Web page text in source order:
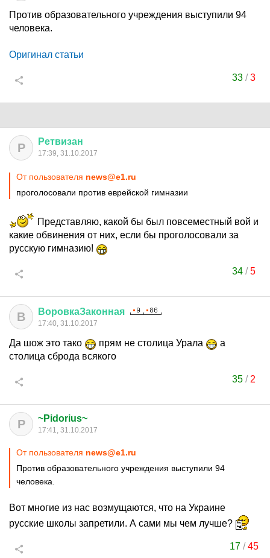
Против образовательного учреждения выступили 94
человека.
Оригинал статьи
33 /3
Р Ретвизан
17:39, 31.10.2017
От пользователя news@e1.ru
проголосовали против еврейской гимназии
Представляю, какой бы был повсеместный вой и
какие обвинения от них, если бы проголосовали за
русскую гимназию!
34 /5
В ВоровкаЗаконная
17:40, 31.10.2017
Да шож это тако прям не столица Урала
а
столица сброда всякого
35 / 2
P ~Pidorius~
17:41, 31.10.2017
От пользователя news@e1.ru
Против образовательного учреждения выступили 94
человека.
Вот многие из нас возмущаются, что на Украине
русские школы запретили. А сами мы чем лучше?
17/45